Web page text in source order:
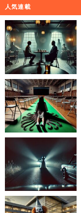
人気連載